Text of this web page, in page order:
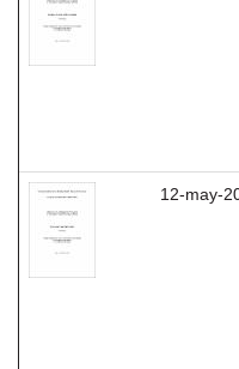
12-may-